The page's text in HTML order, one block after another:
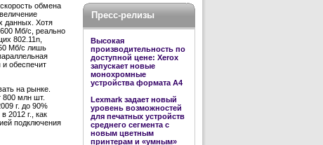
обмена
данных. Хотя
600 Мб/с, реально
802.11n,
Мб/с лишь
и обеспечит
на рынке.
800 млн шт.
г. до 90%
2012 г., как
подключения
Пресс-релизы
Высокая
производительность по
доступной цене: Xerox
запускает новые
монохромные
устройства формата А4
Lexmark задает новый
уровень возможностей
для печатных устройств
среднего сегмента с
новым цветным
принтерам и «умным»